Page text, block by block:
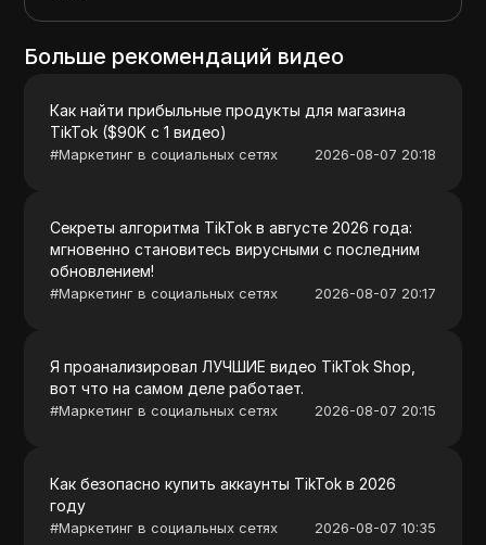
Больше рекомендаций видео
Как найти прибыльные продукты для магазина
TikTok ($90K с 1 видео)
#Маркетинг в социальных сетях 2026-08-07 20:18
Секреты алгоритма TikTok в августе 2026 года:
мгновенно становитесь вирусными с последним
обновлением!
#Маркетинг в социальных сетях 2026-08-07 20:17
Я проанализировал ЛУЧШИЕ видео TikTok Shop,
вот что на самом деле работает.
#Маркетинг в социальных сетях 2026-08-07 20:15
Как безопасно купить аккаунты TikTok в 2026
году
#Маркетинг в социальных сетях 2026-08-07 10:35